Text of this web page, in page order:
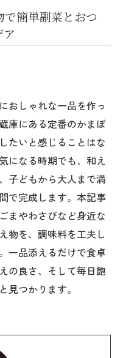
簡単副菜とおつ
おしゃれな一品を作っ
庫にある定番のかまぼ
たいと感じることはな
になる時期でも、和え
子どもから大人まで満
で完成します。本記事
まやわさびなど身近な
物を、調味料を工夫し
一品添えるだけで食卓
の良さ、そして毎日飽
見つかります。